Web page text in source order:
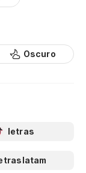
Oscuro
letras